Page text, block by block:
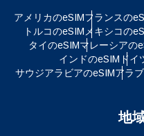
アメリカのeSIMフランスの
トルコのeSIM メキシコの
タイのeSIMマレーシアの
インドのeSIM ドイ
サウジアラビアのeSIMアラ
地